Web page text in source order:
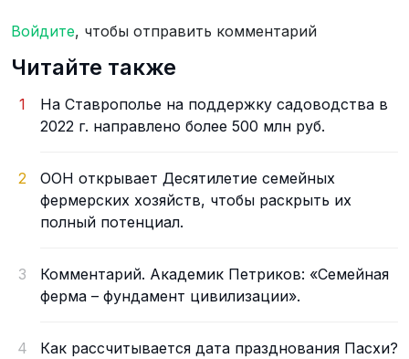
Войдите, чтобы отправить комментарий
Читайте также
1
На Ставрополье на поддержку садоводства в
2022 г. направлено более 500 млн руб.
2
ООН открывает Десятилетие семейных
фермерских хозяйств, чтобы раскрыть их
полный потенциал.
3
Комментарий. Академик Петриков: «Семейная
ферма – фундамент цивилизации».
4 Как рассчитывается дата празднования Пасхи?